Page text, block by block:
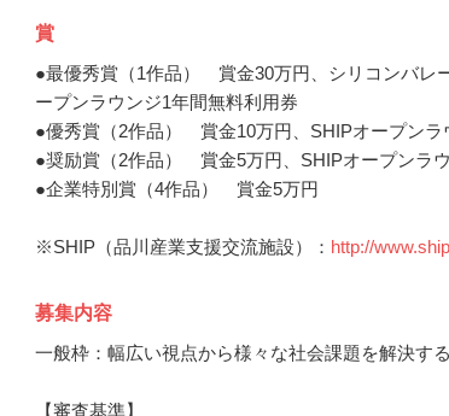
賞
●最優秀賞（1作品） 賞金30万円、シリコンバレ
ープンラウンジ1年間無料利用券
●優秀賞（2作品） 賞金10万円、SHIPオープンラ
●奨励賞（2作品） 賞金5万円、SHIPオープンラ
●企業特別賞（4作品） 賞金5万円
※SHIP（品川産業支援交流施設）： http://
募集内容
一般枠：幅広い視点から様々な社会課題を解決す
【審査基準】